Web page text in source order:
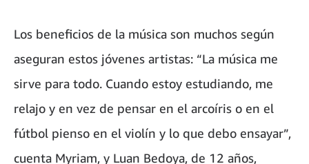
Los beneficios de la música son muchos según
aseguran estos jóvenes artistas: “La música me
sirve para todo. Cuando estoy estudiando, me
relajo y en vez de pensar en el arcoíris o en el
fútbol pienso en el violín y lo que debo ensayar”,
cuenta Myriam, y Luan Bedoya, de 12 años,